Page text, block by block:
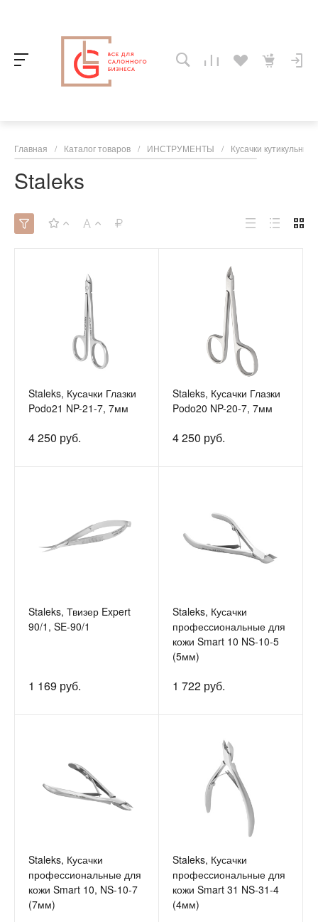
Главная / Каталог товаров / ИНСТРУМЕНТЫ / Кусачки кутикульные
Staleks
Staleks, Кусачки Глазки
Podo21 NP-21-7, 7мм
4 250 руб.
Staleks, Кусачки Глазки
Podo20 NP-20-7, 7мм
4 250 руб.
Staleks, Твизер Expert
90/1, SE-90/1
1 169 руб.
Staleks, Кусачки
профессиональные для
кожи Smart 10 NS-10-5
(5мм)
1 722 руб.
Staleks, Кусачки
профессиональные для
кожи Smart 10, NS-10-7
(7мм)
Staleks, Кусачки
профессиональные для
кожи Smart 31 NS-31-4
(4мм)